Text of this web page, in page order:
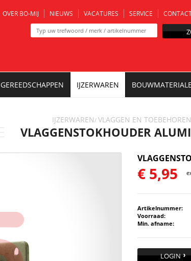
OVER BO-MIJ NIEUWS VACATURES SERVICE
GEREEDSCHAPPEN IJZERWAREN
IJZERWAREN/ VLAGGEN EN TOEBEHOREN
VLAGGENSTOKHOUDER
€ 5,95
Artikelnummer:
Voorraad:
Min. afname:
LOGIN